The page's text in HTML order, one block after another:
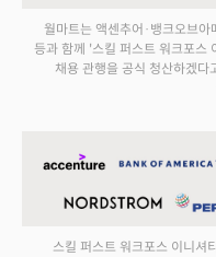
월마트는 액센추어·뱅크오브
등과 함께 '스킬 퍼스트 워크포스
채용 관행을 공식 청산하겠다
스킬 퍼스트 워크포스 이니셔